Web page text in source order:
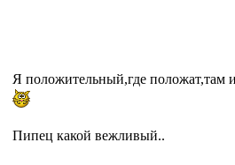
Я положительный,где положат,там
Пипец какой вежливый..